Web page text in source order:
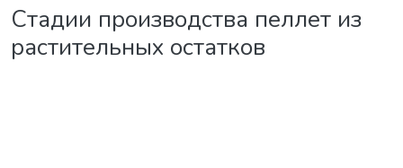
Стадии производства пеллет из
растительных остатков